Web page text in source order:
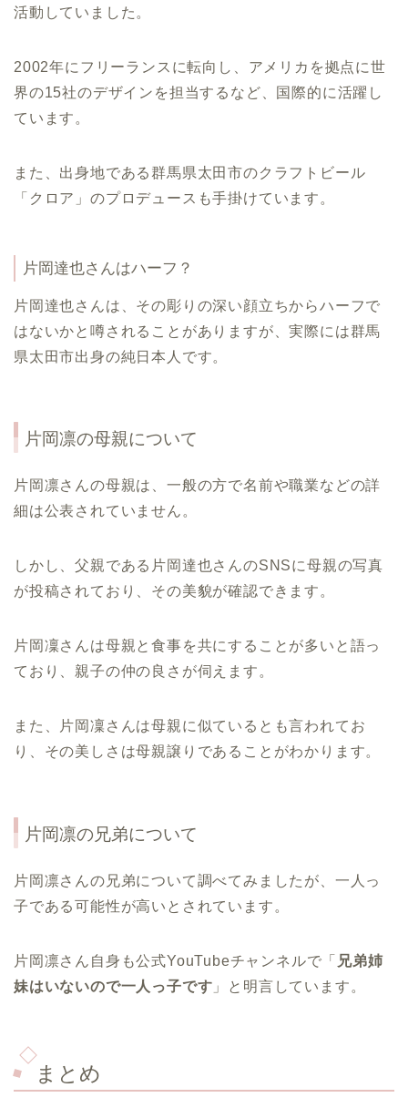
活動していました。
2002年にフリーランスに転向し、アメリカを拠点に世
界の15社のデザインを担当するなど、国際的に活躍し
ています。
また、出身地である群馬県太田市のクラフトビール
「クロア」のプロデュースも手掛けています。
片岡達也さんはハーフ？
片岡達也さんは、その彫りの深い顔立ちからハーフで
はないかと噂されることがありますが、実際には群馬
県太田市出身の純日本人です。
片岡凛の母親について
片岡凛さんの母親は、一般の方で名前や職業などの詳
細は公表されていません。
しかし、父親である片岡達也さんのSNSに母親の写真
が投稿されており、その美貌が確認できます。
片岡凜さんは母親と食事を共にすることが多いと語っ
ており、親子の仲の良さが伺えます。
また、片岡凜さんは母親に似ているとも言われてお
り、その美しさは母親譲りであることがわかります。
片岡凛の兄弟について
片岡凛さんの兄弟について調べてみましたが、一人っ
子である可能性が高いとされています。
片岡凛さん自身も公式YouTubeチャンネルで「 兄弟姉
妹はいないので一人っ子です 」と明言しています。
まとめ